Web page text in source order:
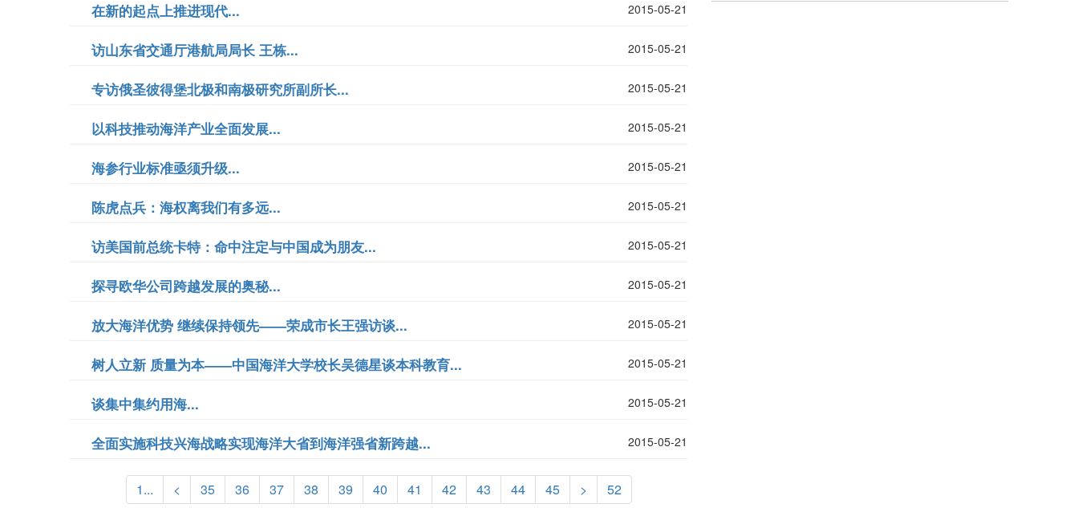
在新的起点上推进现代... 2015-05-21
访山东省交通厅港航局局长 王栋... 2015-05-21
专访俄圣彼得堡北极和南极研究所副所长... 2015-05-21
以科技推动海洋产业全面发展... 2015-05-21
海参行业标准亟须升级... 2015-05-21
陈虎点兵：海权离我们有多远... 2015-05-21
访美国前总统卡特：命中注定与中国成为朋友... 2015-05-21
探寻欧华公司跨越发展的奥秘... 2015-05-21
放大海洋优势 继续保持领先——荣成市长王强访谈... 2015-05-21
树人立新 质量为本——中国海洋大学校长吴德星谈本科教育... 2015-05-21
谈集中集约用海... 2015-05-21
全面实施科技兴海战略实现海洋大省到海洋强省新跨越... 2015-05-21
1... < 35 36 37 38 39 40 41 42 43 44 45 > 52